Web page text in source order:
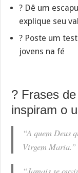
? Dê um
explique seu
? Poste um
jovens na fé
? Frases
inspiram o
“A quem Deus
Virgem
“Jamais se